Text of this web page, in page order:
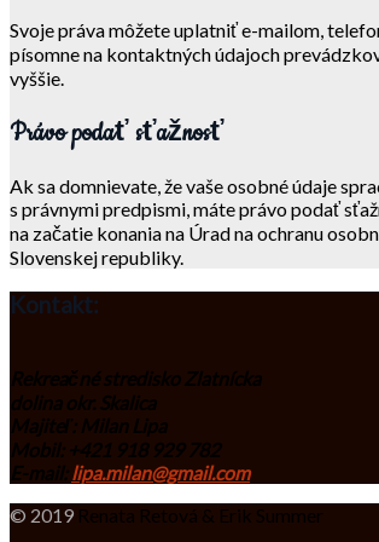
Svoje práva môžete uplatniť e-mailom,
písomne na kontaktných údajoch
vyššie.
Právo podať sťažnosť
Ak sa domnievate, že vaše osobné údaje
s právnymi predpismi, máte právo podať
na začatie konania na Úrad na ochranu
Slovenskej republiky.
Kontakt:
Rekreačné stredisko Zlatnícka
dolina okr. Skalica
Majiteľ: Milan Lipa
Mobil: +421 918 929 782
E-mail:lipa.milan@gmail.com
© 2019 Renata Retová & Erik Summer